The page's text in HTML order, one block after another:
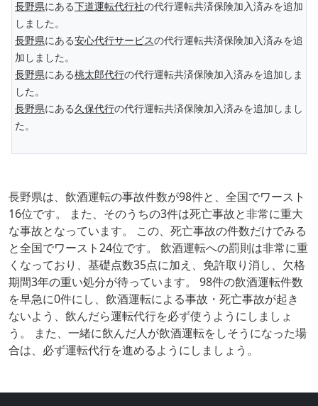
長野県にある下道運転代行社の代行運転共済保険加入済みを追加
しました。
長野県にある安心代行サービスの代行運転共済保険加入済みを追
加しました。
長野県にある桃太郎代行の代行運転共済保険加入済みを追加しま
した。
長野県にある久保代行の代行運転共済保険加入済みを追加しまし
た。
長野県は、飲酒運転の事故件数が98件と、全国でワースト
16位です。 また、そのうちの3件は死亡事故と非常に重大
な事故となっています。 この、死亡事故の件数だけでみる
と全国でワースト24位です。 飲酒運転への罰則は非常に重
くなっており、基礎点数35点に加え、免許取り消し、欠格
期間3年の重い処分が待っています。 98件の飲酒運転件数
を早急に0件にし、飲酒運転による事故・死亡事故が起き
ないよう、飲んだら運転代行を必ず使うようにしましょ
う。 また、一緒に飲んだ人が飲酒運転をしそうになった場
合は、必ず運転代行を進めるようにしましょう。